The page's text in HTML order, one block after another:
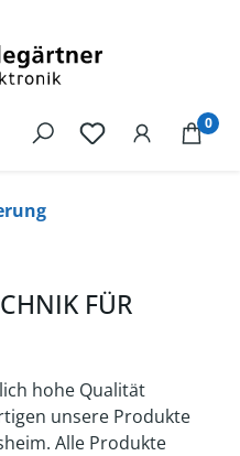
0
FÜR
hohe Qualität
unsere Produkte
Alle Produkte